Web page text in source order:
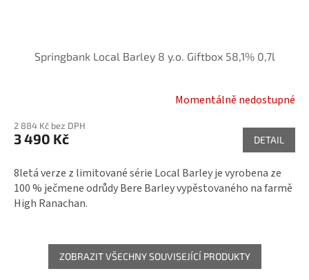
Springbank Local Barley 8 y.o. Giftbox 58,1% 0,7l
Momentálně nedostupné
2 884 Kč bez DPH
3 490 Kč DETAIL
8letá verze z limitované série Local Barley je vyrobena ze
100 % ječmene odrůdy Bere Barley vypěstovaného na farmě
High Ranachan.
ZOBRAZIT VŠECHNY SOUVISEJÍCÍ PRODUKTY